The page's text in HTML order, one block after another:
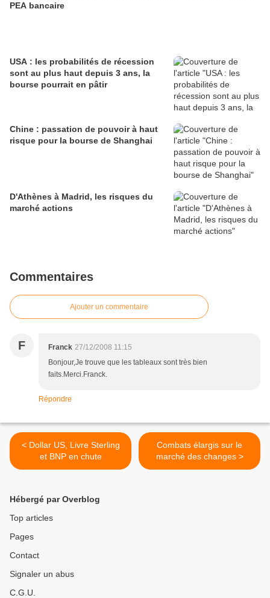
PEA bancaire
USA : les probabilités de récession
sont au plus haut depuis 3 ans, la
bourse pourrait en pâtir
Chine : passation de pouvoir à haut
risque pour la bourse de Shanghai
D'Athènes à Madrid, les risques du
marché actions
Commentaires
Ajouter un commentaire
F Franck 27/12/2008 11:15
Bonjour,Je trouve que les tableaux sont très bien
faits.Merci.Franck.
Répondre
< Dollar US, Livre Sterling
et BNP en chute
Combats élargis sur le
marché des changes >
Hébergé par Overblog
Top articles
Pages
Contact
Signaler un abus
C.G.U.